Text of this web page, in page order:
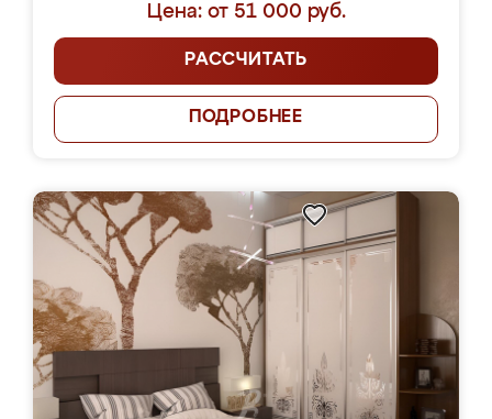
Цена: от 51 000 руб.
РАССЧИТАТЬ
ПОДРОБНЕЕ